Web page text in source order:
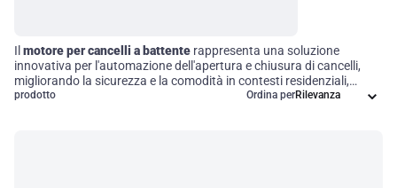
Il motore per cancelli a battente rappresenta una soluzione
innovativa per l'automazione dell'apertura e chiusura di cancelli,
migliorando la sicurezza e la comodità in contesti residenziali,
commerciali e industriali. Questi dispositivi possono essere
prodotto Ordina per